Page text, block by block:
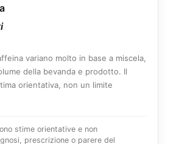
variano molto in base a miscela,
della bevanda e prodotto. Il
orientativa, non un limite
stime orientative e non
prescrizione o parere del